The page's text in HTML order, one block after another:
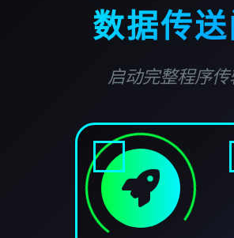
数据传送
启动完整程序传